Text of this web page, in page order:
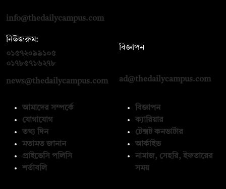
info@thedailycampus.com
নিউজরুম:
০১৫৭২০৯৯১০৫
০১৭৮৫৭১৬২৭৮
news@thedailycampus.com
বিজ্ঞাপন
ad@thedailycampus.com
আমাদের সম্পর্কে
যোগাযোগ
তথ্য দিন
মতামত জানান
প্রাইভেসি পলিসি
শর্তাবলি
বিজ্ঞাপন
ক্যারিয়ার
টেক্সট কনভার্টার
আর্কাইভ
নামাজ, সেহরি, ইফতারের
সময়